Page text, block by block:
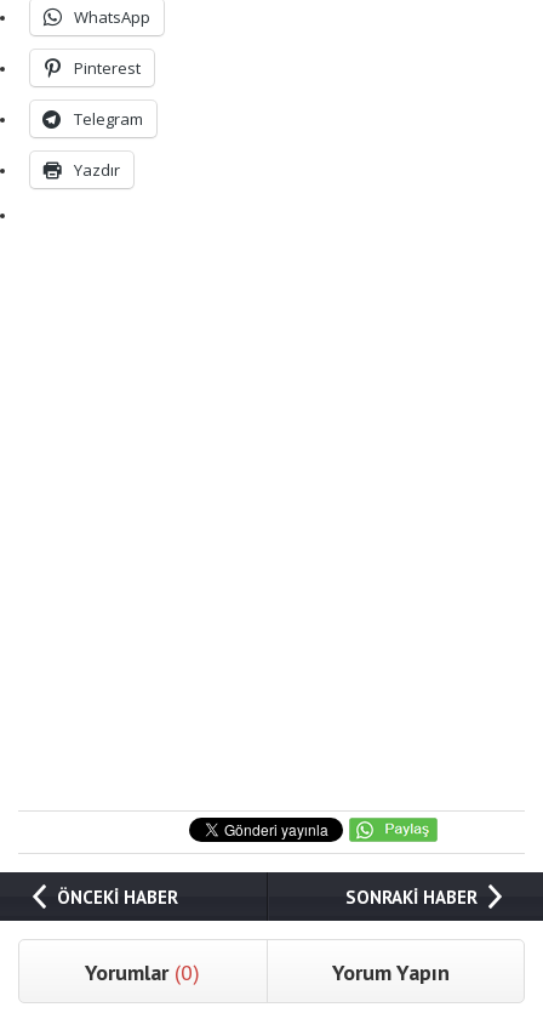
WhatsApp
Pinterest
Telegram
Yazdır
ÖNCEKİ HABER SONRAKİ HABER
Yorumlar (0) Yorum Yapın